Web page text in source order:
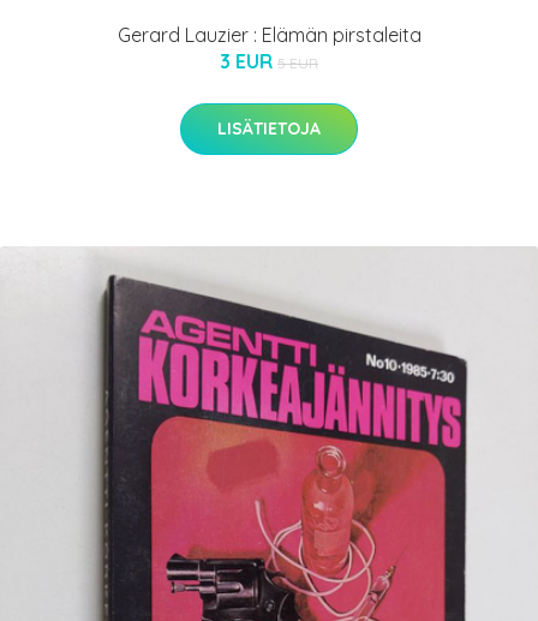
Gerard Lauzier : Elämän pirstaleita
3 EUR 5 EUR
LISÄTIETOJA